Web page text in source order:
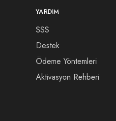
YARDIM
SSS
Destek
Ödeme Yöntemleri
Aktivasyon Rehberi